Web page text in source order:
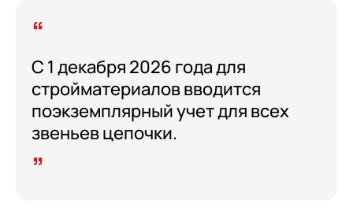
С 1 декабря 2026 года для
стройматериалов вводится
поэкземплярный учет для всех
звеньев цепочки.